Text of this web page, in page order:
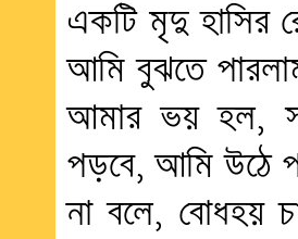
একটি মৃদু হাসির
আমি বুঝতে
আমার ভয় হল,
পড়বে, আমি উঠে
না বলে, বোধহয়